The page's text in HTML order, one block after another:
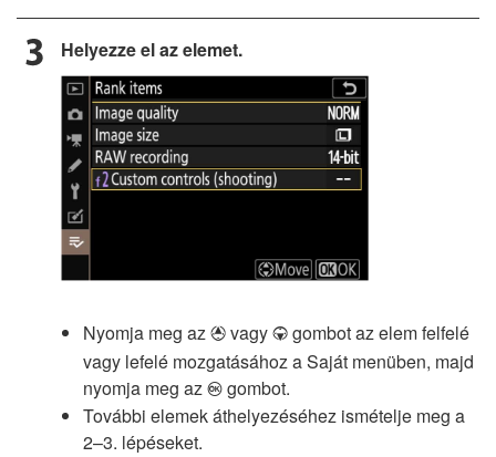
Helyezze el az elemet.
Nyomja meg az 1 vagy 3 gombot az elem felfelé
vagy lefelé mozgatásához a Saját menüben, majd
nyomja meg az J gombot.
További elemek áthelyezéséhez ismételje meg a
2–3. lépéseket.